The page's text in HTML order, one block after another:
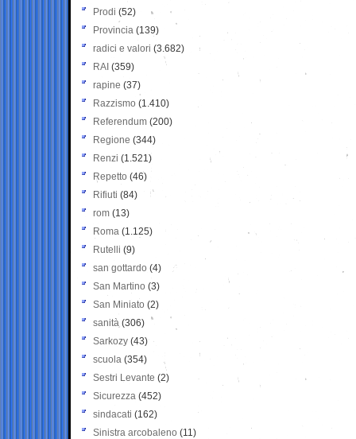
Prodi (52)
Provincia (139)
radici e valori (3.682)
RAI (359)
rapine (37)
Razzismo (1.410)
Referendum (200)
Regione (344)
Renzi (1.521)
Repetto (46)
Rifiuti (84)
rom (13)
Roma (1.125)
Rutelli (9)
san gottardo (4)
San Martino (3)
San Miniato (2)
sanità (306)
Sarkozy (43)
scuola (354)
Sestri Levante (2)
Sicurezza (452)
sindacati (162)
Sinistra arcobaleno (11)